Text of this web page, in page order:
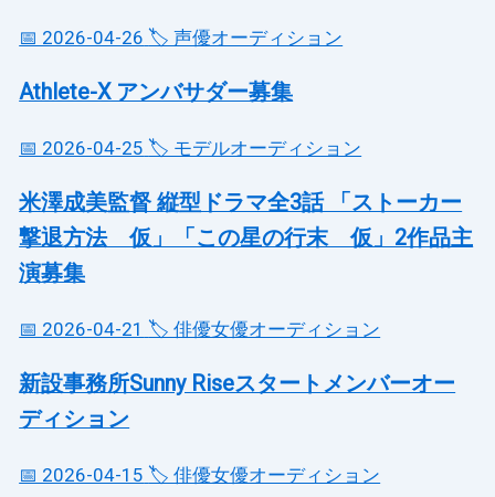
📅 2026-04-26 🏷️ 声優オーディション
Athlete-X アンバサダー募集
📅 2026-04-25 🏷️ モデルオーディション
米澤成美監督 縦型ドラマ全3話 「ストーカー
撃退方法 仮」「この星の行末 仮」2作品主
演募集
📅 2026-04-21 🏷️ 俳優女優オーディション
新設事務所Sunny Riseスタートメンバーオー
ディション
📅 2026-04-15 🏷️ 俳優女優オーディション